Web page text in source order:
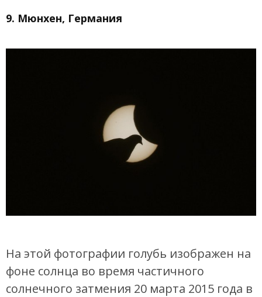
9. Мюнхен, Германия
На этой фотографии голубь изображен на
фоне солнца во время частичного
солнечного затмения 20 марта 2015 года в